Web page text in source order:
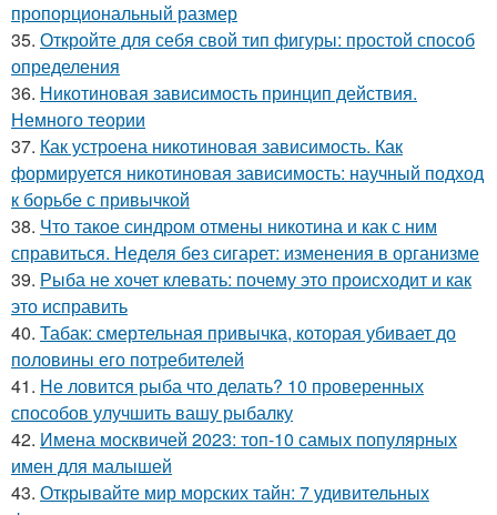
пропорциональный размер
35. Откройте для себя свой тип фигуры: простой способ
определения
36. Никотиновая зависимость принцип действия.
Немного теории
37. Как устроена никотиновая зависимость. Как
формируется никотиновая зависимость: научный подход
к борьбе с привычкой
38. Что такое синдром отмены никотина и как с ним
справиться. Неделя без сигарет: изменения в организме
39. Рыба не хочет клевать: почему это происходит и как
это исправить
40. Табак: смертельная привычка, которая убивает до
половины его потребителей
41. Не ловится рыба что делать? 10 проверенных
способов улучшить вашу рыбалку
42. Имена москвичей 2023: топ-10 самых популярных
имен для малышей
43. Открывайте мир морских тайн: 7 удивительных